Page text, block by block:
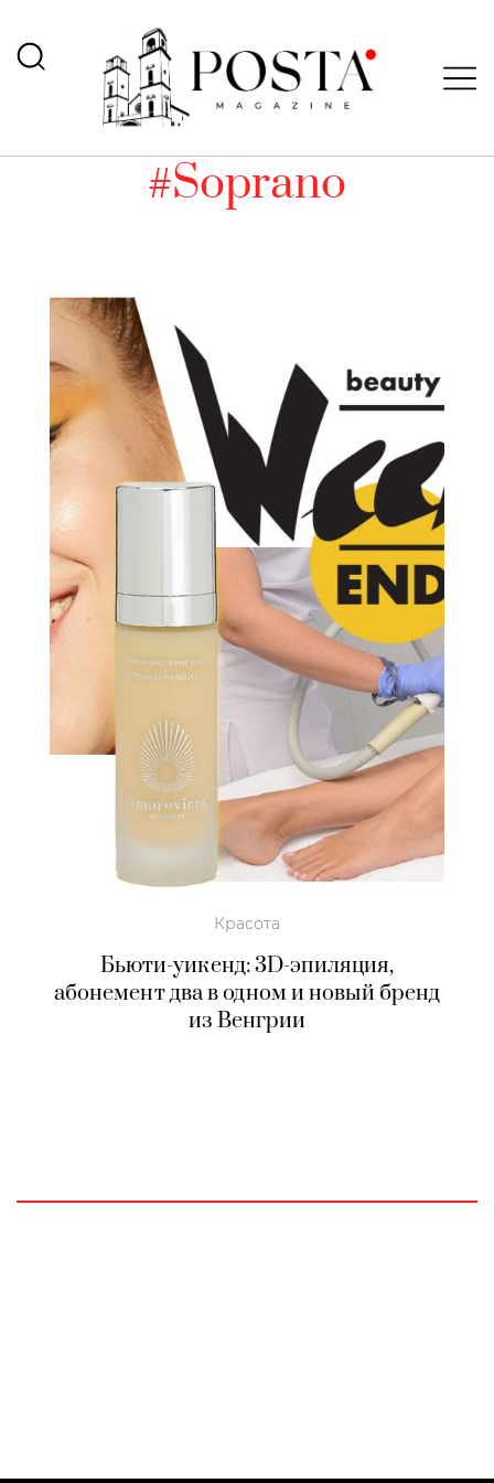
#Soprano
Красота
Бьюти-уикенд: 3D-эпиляция,
абонемент два в одном и новый бренд
из Венгрии